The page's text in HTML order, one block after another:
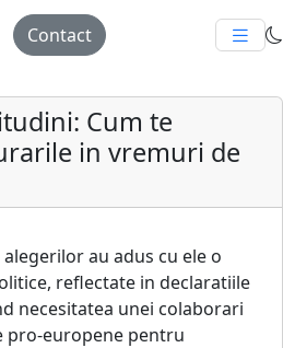
Contact
Cum te
in vremuri de
au adus cu ele o
reflectate in declaratiile
necesitatea unei colaborari
pro-europene pentru